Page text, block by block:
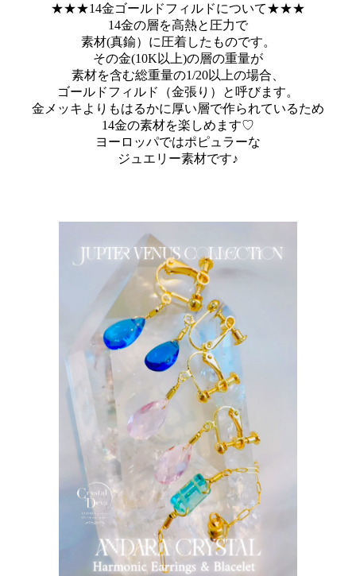
★★★14金ゴールドフィルドについて★★★
14金の層を高熱と圧力で
素材(真鍮）に圧着したものです。
その金(10K以上)の層の重量が
素材を含む総重量の1/20以上の場合、
ゴールドフィルド（金張り）と呼びます。
金メッキよりもはるかに厚い層で作られているため
14金の素材を楽しめます♡
ヨーロッパではポピュラーな
ジュエリー素材です♪